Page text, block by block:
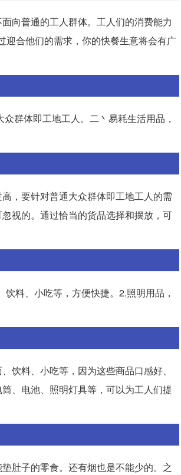
向普通的工人群体。工人们的消费能力
迎合他们的需求，你的快餐生意将会有广
群体即工地工人。二丶易耗生活用品，
，要针对普通大众群体即工地工人的需
视的。通过恰当的货品选择和摆放，可
料、小吃等，方便快捷。2.照明用品，
饮料、小吃等，因为这些商品口感好、
、电池、照明灯具等，可以为工人们提
肚子的零食。还有烟也是不能少的。之